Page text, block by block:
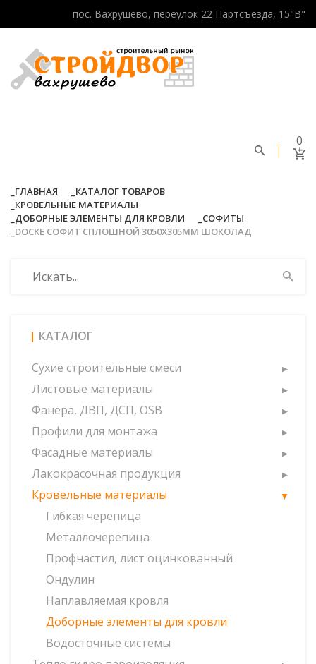
пос. Вахрушево, переулок 22 Партсъезда, 15"В"
0
ГЛАВНАЯ
КАТАЛОГ ТОВАРОВ
КРОВЕЛЬНЫЕ МАТЕРИАЛЫ
ДОБОРНЫЕ ЭЛЕМЕНТЫ ДЛЯ КРОВЛИ
СОФИТЫ
DOCKE СОФИТ СПЛОШНОЙ 3050Х305ММ ШОКОЛАД
КАТАЛОГ
Сухие строительные смеси
Листовые материалы
Фанера, ДВП, ДСП, OSB
Профили для монтажа
Фасадные материалы
Лакокрасочная продукция
Кровельные материалы
Гибкая черепица
Металлочерепица
Профнастил, лист оцинкованный
Ондулин
Наплавляемая кровля
Доборные элементы для кровли
Водосточные системы